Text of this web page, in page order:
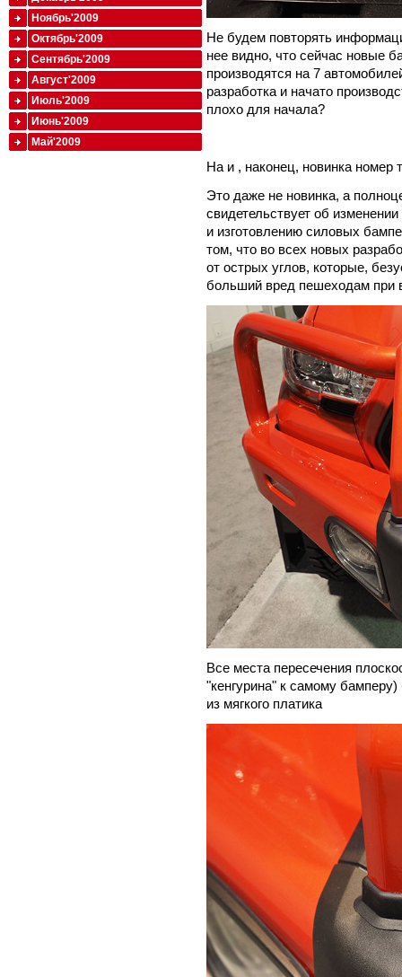
Не будем повторять
нее видно, что сейчас новые
производятся на 7
разработка и начато
плохо для начала?
На и , наконец, новинка номер
Это даже не новинка, а
свидетельствует об
и изготовлению силовых
том, что во всех новых
от острых углов, которые,
больший вред пешеходам при
Все места пересечения
"кенгурина" к самому
из мягкого платика
Ноябрь'2009
Октябрь'2009
Сентябрь'2009
Август'2009
Июль'2009
Июнь'2009
Май'2009